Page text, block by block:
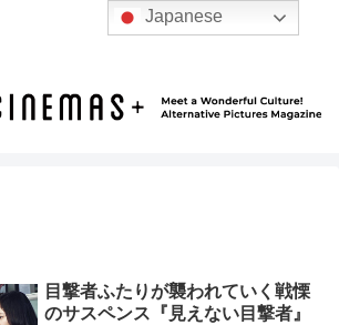
目撃者ふたりが襲われていく戦慄
のサスペンス『見えない目撃者』
Japanese